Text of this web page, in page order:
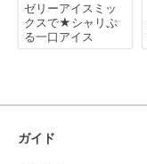
ゼリーアイスミッ
クスで★シャリぷ
る一口アイス
ガイド